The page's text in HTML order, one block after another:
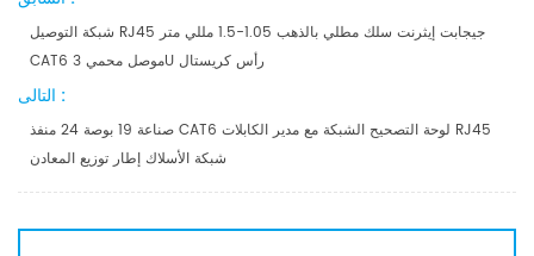
شبكة التوصيل RJ45 جيجابت إيثرنت سلك مطلي بالذهب 1.05-1.5 مللي متر
CAT6 موصل محمي 3U رأس كريستال
التالى :
صناعة 19 بوصة 24 منفذ CAT6 لوحة التصحيح الشبكة مع مدير الكابلات RJ45
شبكة الأسلاك إطار توزيع المعادن